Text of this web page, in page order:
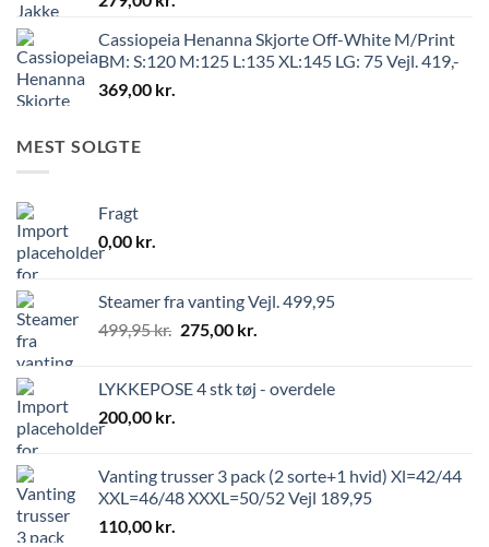
Cassiopeia Henanna Skjorte Off-White M/Print
BM: S:120 M:125 L:135 XL:145 LG: 75 Vejl. 419,-
369,00 kr.
MEST SOLGTE
Fragt
0,00 kr.
Steamer fra vanting Vejl. 499,95
499,95kr. 275,00 kr.
LYKKEPOSE 4 stk tøj - overdele
200,00 kr.
Vanting trusser 3 pack (2 sorte+1 hvid) Xl=42/44
XXL=46/48 XXXL=50/52 Vejl 189,95
110,00 kr.